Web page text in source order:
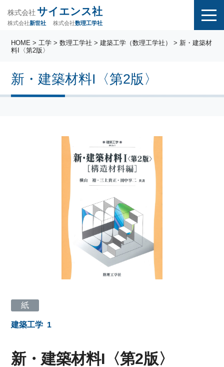
株式会社 サイエンス社
株式会社新世社 株式会社数理工学社
新・建築材料I〈第2版〉
HOME >工学 >数理工学社 >建築工学（数理工学社）
> 新・建築材
料I〈第2版〉
紙
建築工学 1
新・建築材料I〈第2版〉